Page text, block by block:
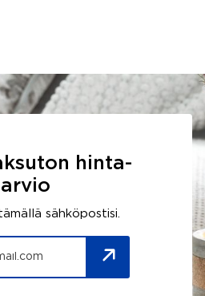
hinta-
arvio
sähköpostisi.